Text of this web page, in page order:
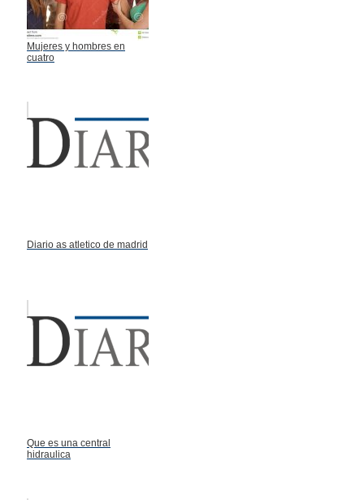
Mujeres y hombres en
cuatro
Diario as atletico de madrid
Que es una central
hidraulica